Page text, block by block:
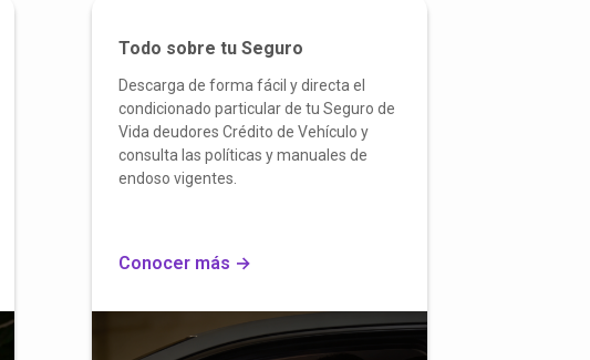
Todo sobre tu Seguro
Descarga de forma fácil y directa el
condicionado particular de tu Seguro de
Vida deudores Crédito de Vehículo y
consulta las políticas y manuales de
endoso vigentes.
Conocer más →